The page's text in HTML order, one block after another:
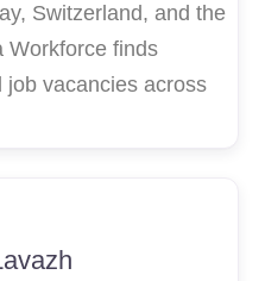
Switzerland, and the
Workforce finds
vacancies across